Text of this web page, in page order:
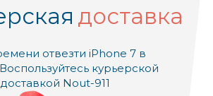
доставка
отвезти iPhone 7 в
Воспользуйтесь курьерской
доставкой Nout-911